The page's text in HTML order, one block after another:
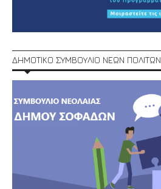
ΔΗΜΟΤΙΚΟ ΣΥΜΒΟΥΛΙΟ ΝΕΩΝ ΠΟΛΙΤΩΝ